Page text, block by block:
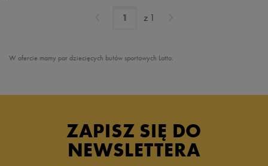
z 1
W ofercie mamy par dziecięcych butów sportowych Lotto.
ZAPISZ SIĘ DO
NEWSLETTERA